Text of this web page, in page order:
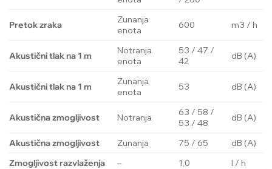
Pretok zraka
Zunanja
enota
600 m3 / h
Akustični tlak na 1 m
Notranja
enota
53 / 47 /
42
dB (A)
Akustični tlak na 1 m
Zunanja
enota
53 dB (A)
Akustična zmogljivost Notranja
63 / 58 /
53 / 48
dB (A)
Akustična zmogljivost Zunanja 75 / 65
dB (A)
Zmogljivost razvlaženja
– 1,0
l / h